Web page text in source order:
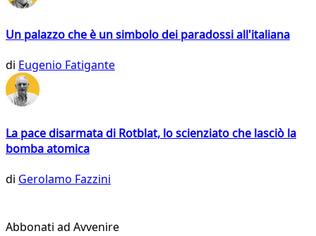
Un palazzo che è un simbolo dei paradossi all'italiana
di Eugenio Fatigante
La pace disarmata di Rotblat, lo scienziato che lasciò la
bomba atomica
di Gerolamo Fazzini
Abbonati ad Avvenire